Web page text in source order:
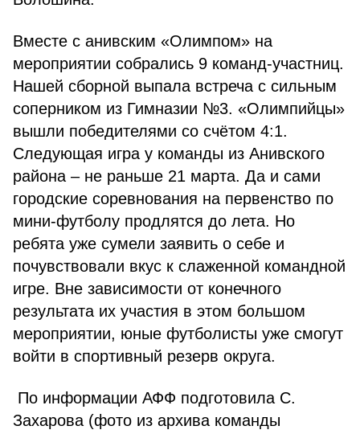
Вместе с анивским «Олимпом» на
мероприятии собрались 9 команд-участниц.
Нашей сборной выпала встреча с сильным
соперником из Гимназии №3. «Олимпийцы»
вышли победителями со счётом 4:1.
Следующая игра у команды из Анивского
района – не раньше 21 марта. Да и сами
городские соревнования на первенство по
мини-футболу продлятся до лета. Но
ребята уже сумели заявить о себе и
почувствовали вкус к слаженной командной
игре. Вне зависимости от конечного
результата их участия в этом большом
мероприятии, юные футболисты уже смогут
войти в спортивный резерв округа.
По информации АФФ подготовила С.
Захарова (фото из архива команды